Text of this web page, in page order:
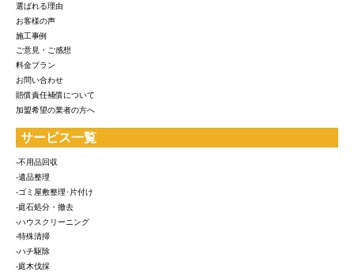
選ばれる理由
お客様の声
施工事例
ご意見・ご感想
料金プラン
お問い合わせ
賠償責任補償について
加盟希望の業者の方へ
サービス一覧
-不用品回収
-遺品整理
-ゴミ屋敷整理･片付け
-庭石処分・撤去
-ハウスクリーニング
-特殊清掃
-ハチ駆除
-庭木伐採